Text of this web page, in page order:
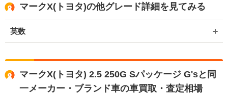
マークX(トヨタ)の他グレード詳細を見てみる
英数
マークX(トヨタ) 2.5 250G Sパッケージ G'sと同
一メーカー・ブランド車の車買取・査定相場